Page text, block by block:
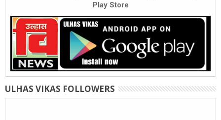
Play Store
ULHAS VIKAS FOLLOWERS